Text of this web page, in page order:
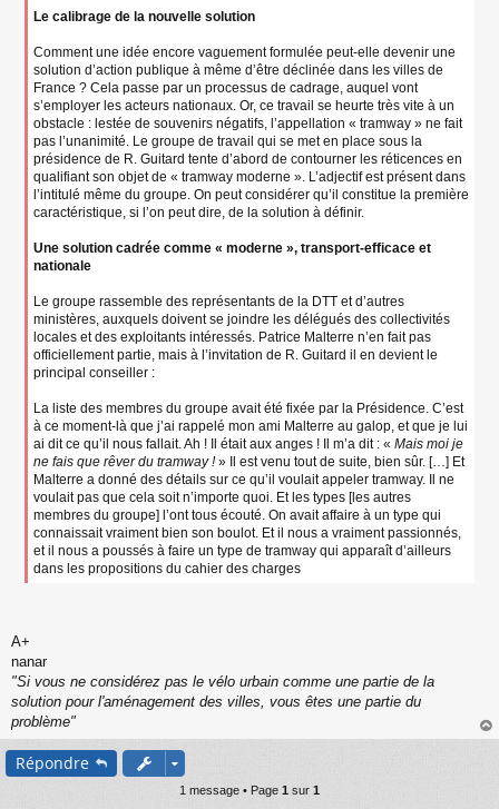
Le calibrage de la nouvelle solution
Comment une idée encore vaguement formulée peut-elle devenir une
solution d’action publique à même d’être déclinée dans les villes de
France ? Cela passe par un processus de cadrage, auquel vont
s’employer les acteurs nationaux. Or, ce travail se heurte très vite à un
obstacle : lestée de souvenirs négatifs, l’appellation « tramway » ne fait
pas l’unanimité. Le groupe de travail qui se met en place sous la
présidence de R. Guitard tente d’abord de contourner les réticences en
qualifiant son objet de « tramway moderne ». L’adjectif est présent dans
l’intitulé même du groupe. On peut considérer qu’il constitue la première
caractéristique, si l’on peut dire, de la solution à définir.
Une solution cadrée comme « moderne », transport-efficace et
nationale
Le groupe rassemble des représentants de la DTT et d’autres
ministères, auxquels doivent se joindre les délégués des collectivités
locales et des exploitants intéressés. Patrice Malterre n’en fait pas
officiellement partie, mais à l’invitation de R. Guitard il en devient le
principal conseiller :
La liste des membres du groupe avait été fixée par la Présidence. C’est
à ce moment-là que j’ai rappelé mon ami Malterre au galop, et que je lui
ai dit ce qu’il nous fallait. Ah ! Il était aux anges ! Il m’a dit : « Mais moi je
ne fais que rêver du tramway !» Il est venu tout de suite, bien sûr. […] Et
Malterre a donné des détails sur ce qu’il voulait appeler tramway. Il ne
voulait pas que cela soit n’importe quoi. Et les types [les autres
membres du groupe] l’ont tous écouté. On avait affaire à un type qui
connaissait vraiment bien son boulot. Et il nous a vraiment passionnés,
et il nous a poussés à faire un type de tramway qui apparaît d’ailleurs
dans les propositions du cahier des charges
A+
nanar
"Si vous ne considérez pas le vélo urbain comme une partie de la
solution pour l'aménagement des villes, vous êtes une partie du
problème"
au
Répondre
1 message • Page 1 sur 1